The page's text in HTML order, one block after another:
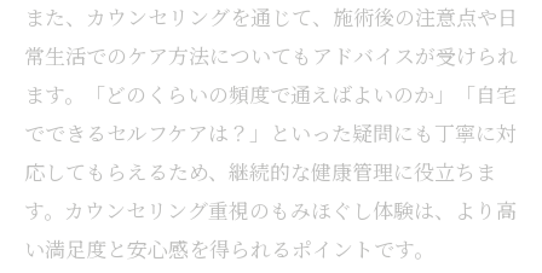
また、カウンセリングを通じて、施術後の注意点や日
常生活でのケア方法についてもアドバイスが受けられ
ます。「どのくらいの頻度で通えばよいのか」「自宅
でできるセルフケアは？」といった疑問にも丁寧に対
応してもらえるため、継続的な健康管理に役立ちま
す。カウンセリング重視のもみほぐし体験は、より高
い満足度と安心感を得られるポイントです。